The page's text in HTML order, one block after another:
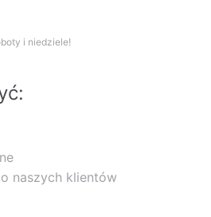
i niedziele!
naszych klientów